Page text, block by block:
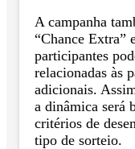
A campanha
“Chance Extra”
participantes
relacionadas às
adicionais.
a dinâmica será
critérios de
tipo de sorteio.